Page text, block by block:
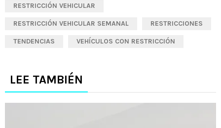
RESTRICCIÓN VEHICULAR
RESTRICCIÓN VEHICULAR SEMANAL RESTRICCIONES
TENDENCIAS VEHÍCULOS CON RESTRICCIÓN
LEE TAMBIÉN